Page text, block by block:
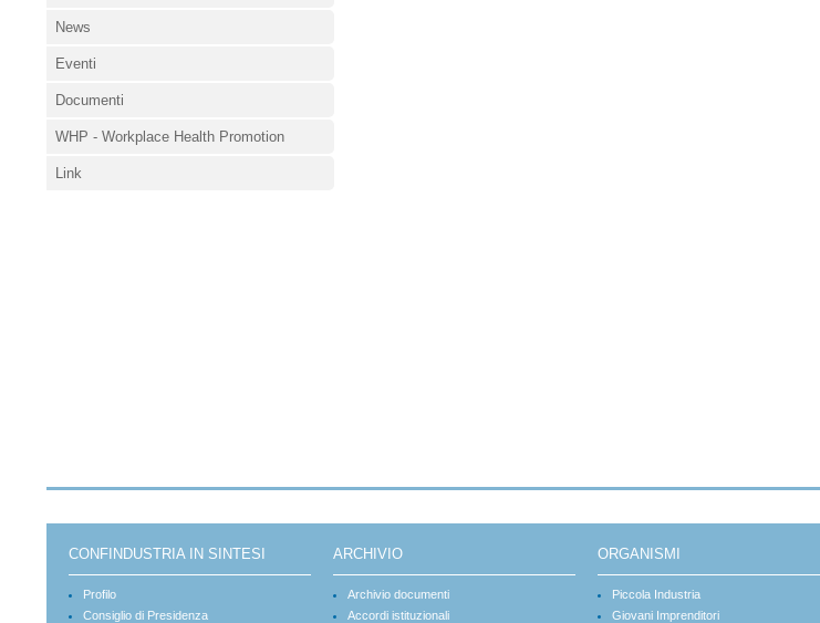
News
Eventi
Documenti
WHP - Workplace Health Promotion
Link
CONFINDUSTRIA IN SINTESI
Profilo
Consiglio di Presidenza
ARCHIVIO
Archivio documenti
Accordi istituzionali
ORGANISMI
Piccola Industria
Giovani Imprenditori